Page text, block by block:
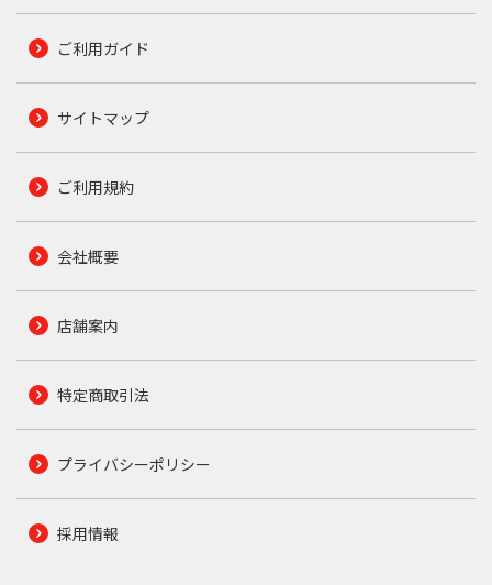
ご利用ガイド
サイトマップ
ご利用規約
会社概要
店舗案内
特定商取引法
プライバシーポリシー
採用情報